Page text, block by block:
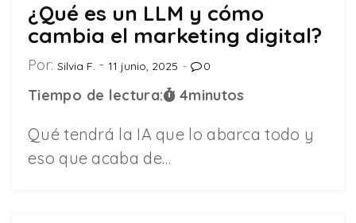
¿Qué es un LLM y cómo
cambia el marketing digital?
Por: Silvia F. 11 junio, 2025 0
Tiempo de lectura: 4minutos
Qué tendrá la IA que lo abarca todo y
eso que acaba de…